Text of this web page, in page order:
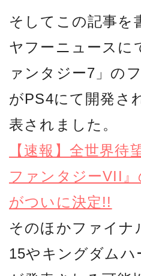
そしてこの記事を
ヤフーニュースに
ァンタジー7」の
がPS4にて開発さ
表されました。
【速報】全世界待
ファンタジーVII
がついに決定!!
そのほかファイナ
15やキングダムハ